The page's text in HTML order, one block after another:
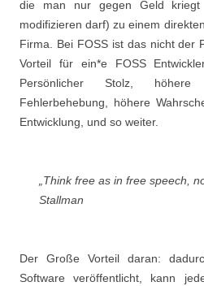
die man nur gegen Geld
modifizieren darf) zu einem
Firma. Bei FOSS ist das nicht der
Vorteil für ein*e FOSS
Persönlicher Stolz, höhere
Fehlerbehebung, höhere
Entwicklung, und so weiter.
„Think free as in free speech,
Stallman
Der Große Vorteil daran:
Software veröffentlicht, kann